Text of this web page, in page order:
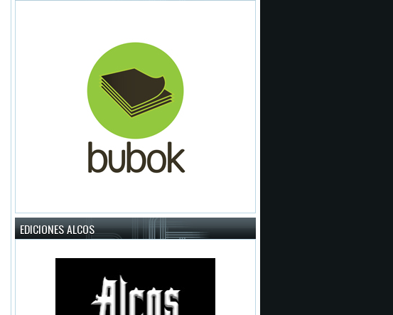
EDICIONES ALCOS